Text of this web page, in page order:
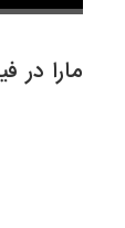
مارا در